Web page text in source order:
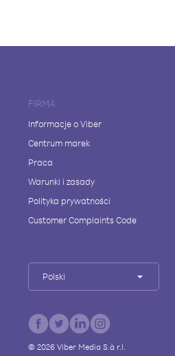
FIRMA
Informacje o Viber
Centrum marek
Praca
Warunki i zasady
Polityka prywatności
Customer Complaints Code
Polski
© 2026Viber Media S.à r.l.